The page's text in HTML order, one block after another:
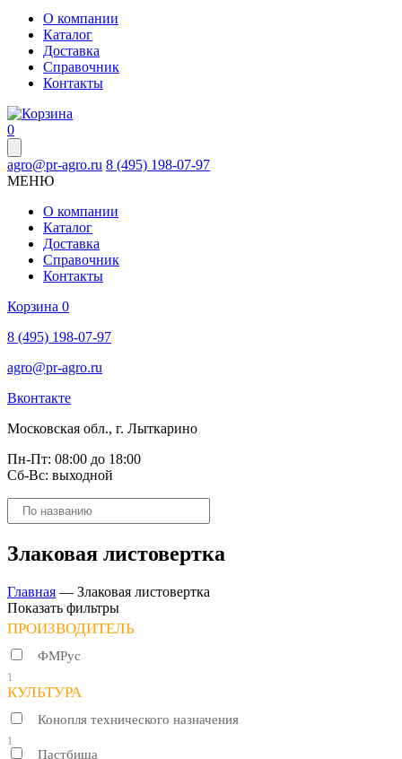
О компании
Каталог
Доставка
Справочник
Контакты
0
agro@pr-agro.ru 8 (495) 198-07-97
МЕНЮ
О компании
Каталог
Доставка
Справочник
Контакты
Корзина 0
8 (495) 198-07-97
agro@pr-agro.ru
Вконтакте
Московская обл., г. Лыткарино
Пн-Пт: 08:00 до 18:00
Сб-Вс: выходной
Поиск
товаров
Злаковая листовертка
Главная — Злаковая листовертка
Показать фильтры
ПРОИЗВОДИТЕЛЬ
ФМРус
1
КУЛЬТУРА
Конопля технического назначения
1
Пастбища